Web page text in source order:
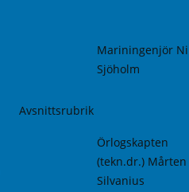
Mariningenjör
Sjöholm
Avsnittsrubrik
Örlogskapten
(tekn.dr.) Mårten
Silvanius